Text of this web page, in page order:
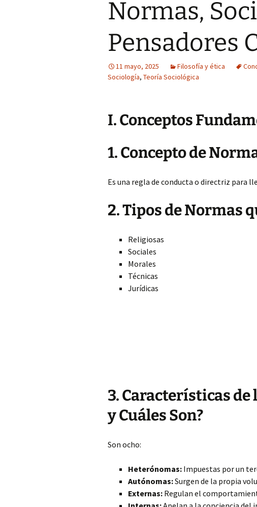
Normas,
Pensadores
11 mayo, 2025 Filosofía y ética
Sociología, Teoría Sociológica
I. Conceptos
1. Concepto de
Es una regla de conducta o directriz para
2. Tipos de Normas
Religiosas
Sociales
Morales
Técnicas
Jurídicas
3. Características de
y Cuáles Son?
Son ocho:
Heterónomas: Impuestas por un
Autónomas:Surgen de la propia
Externas: Regulan el